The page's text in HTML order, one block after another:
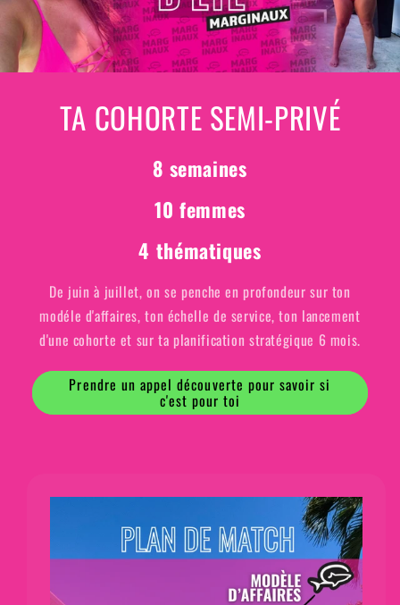
TA COHORTE SEMI-PRIVÉ
8 semaines
10 femmes
4 thématiques
De juin à juillet, on se penche en profondeur sur ton
modéle d'affaires, ton échelle de service, ton lancement
d'une cohorte et sur ta planification stratégique 6 mois.
Prendre un appel découverte pour savoir si
c'est pour toi